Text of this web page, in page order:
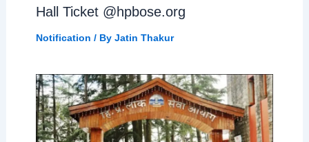
Hall Ticket @hpbose.org
Notification / By Jatin Thakur